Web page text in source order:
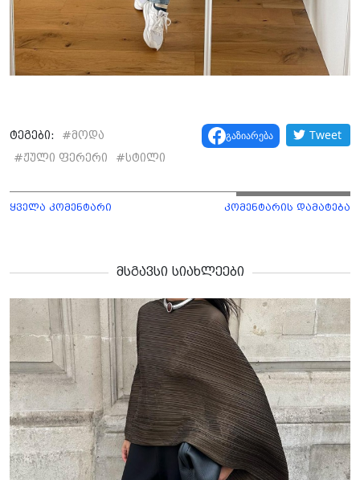
ტეგები: #მოდა
#ჟული ფერერი #სტილი
გაზიარება Tweet
ყველა კომენტარი კომენტარის დამატება
მსგავსი სიახლეები